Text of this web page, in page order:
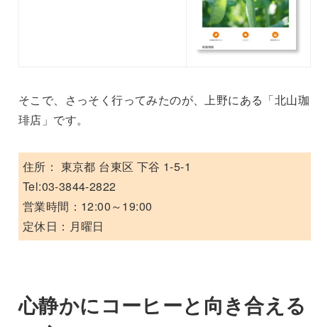
そこで、さっそく行ってみたのが、上野にある「北山珈
琲店」です。
住所： 東京都 台東区 下谷 1-5-1
Tel:03-3844-2822
営業時間：12:00～19:00
定休日：月曜日
心静かにコーヒーと向き合える